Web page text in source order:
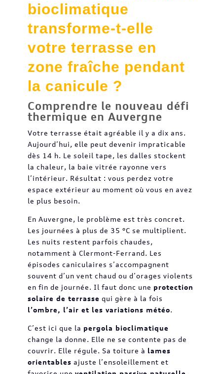
bioclimatique
transforme-t-elle
votre terrasse en
zone fraîche pendant
la canicule ?
Comprendre le nouveau défi
thermique en Auvergne
Votre terrasse était agréable il y a dix ans.
Aujourd’hui, elle peut devenir impraticable
dès 14 h. Le soleil tape, les dalles stockent
la chaleur, la baie vitrée rayonne vers
l’intérieur. Résultat : vous perdez votre
espace extérieur au moment où vous en avez
le plus besoin.
En Auvergne, le problème est très concret.
Les journées à plus de 35 °C se multiplient.
Les nuits restent parfois chaudes,
notamment à Clermont-Ferrand. Les
épisodes caniculaires s’accompagnent
souvent d’un vent chaud ou d’orages violents
en fin de journée. Il faut donc une protection
solaire de terrasse qui gère à la fois
l’ombre, l’air et les variations météo.
C’est ici que la pergola bioclimatique
change la donne. Elle ne se contente pas de
couvrir. Elle régule. Sa toiture à lames
orientables ajuste l’ensoleillement et